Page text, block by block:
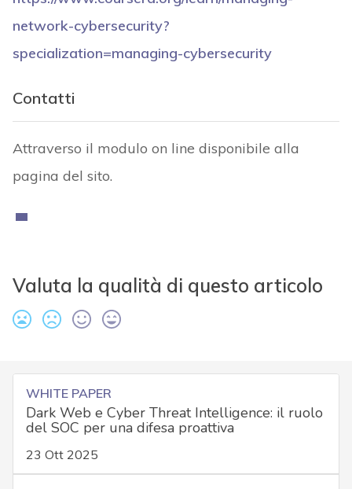
network-cybersecurity?
specialization=managing-cybersecurity
Contatti
Attraverso il modulo on line disponibile alla
pagina del sito.
Valuta la qualità di questo articolo
WHITE PAPER
Dark Web e Cyber Threat Intelligence: il ruolo
del SOC per una difesa proattiva
23 Ott 2025